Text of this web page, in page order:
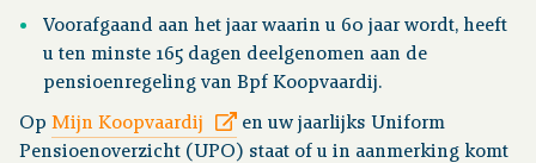
Voorafgaand aan het jaar waarin u 60 jaar wordt, heeft
u ten minste 165 dagen deelgenomen aan de
pensioenregeling van Bpf Koopvaardij.
Op Mijn Koopvaardij
en uw jaarlijks Uniform
Pensioenoverzicht (UPO) staat of u in aanmerking komt